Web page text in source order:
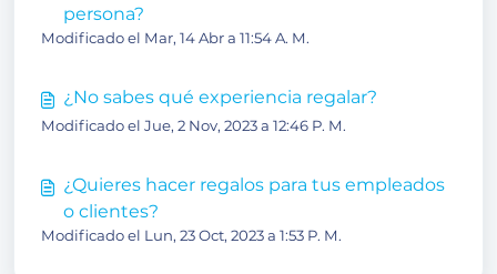
persona?
Modificado el Mar, 14 Abr a 11:54 A. M.
¿No sabes qué experiencia regalar?
Modificado el Jue, 2 Nov, 2023 a 12:46 P. M.
¿Quieres hacer regalos para tus empleados
o clientes?
Modificado el Lun, 23 Oct, 2023 a 1:53 P. M.